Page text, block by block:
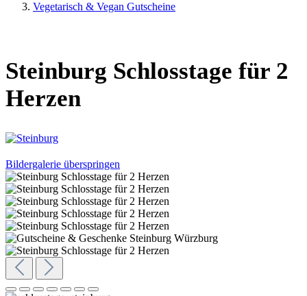
Vegetarisch & Vegan Gutscheine
Steinburg Schlosstage für 2
Herzen
Bildergalerie überspringen